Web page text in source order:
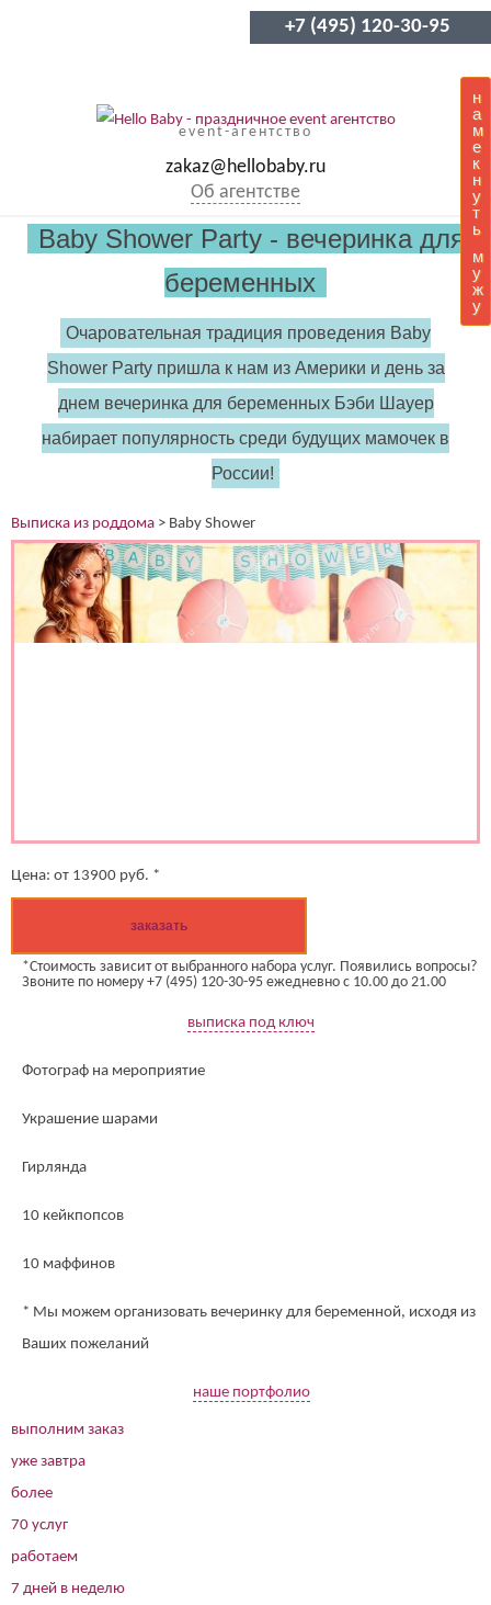
+7 (495) 120-30-95
event-агентство
zakaz@hellobaby.ru
Об агентстве
н
а
м
е
к
н
у
т
ь
м
у
ж
у
Baby Shower Party - вечеринка для
беременных
Очаровательная традиция проведения Baby
Shower Party пришла к нам из Америки и день за
днем вечеринка для беременных Бэби Шауер
набирает популярность среди будущих мамочек в
России!
Выписка из роддома > Baby Shower
Цена: от 13900 руб. *
заказать
*Стоимость зависит от выбранного набора услуг. Появились вопросы?
Звоните по номеру +7 (495) 120-30-95 ежедневно с 10.00 до 21.00
выписка под ключ
Фотограф на мероприятие
Украшение шарами
Гирлянда
10 кейкпопсов
10 маффинов
* Мы можем организовать вечеринку для беременной, исходя из
Ваших пожеланий
наше портфолио
выполним заказ
уже завтра
более
70 услуг
работаем
7 дней в неделю